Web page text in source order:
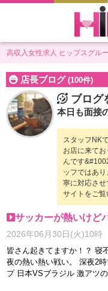
高収入女性求人 ヒップスグル
店長ブログ (100件)
ブログ
本日も面接
スタッフNK
お店に来て
んです
ッフではあ
寧に対応させ
サイトをご
サッカーが熱いけど
2026年06月30日(火)10時
皆さん起きてますか！？ 寝不
夜の熱い熱い戦い。 深夜2
プ 日本VSブラジル 激アツの一戦でしたね！！ 「サッ